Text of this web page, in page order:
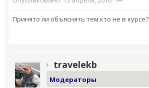
Принято ли объяснять тем кто не в курсе?
travelekb
Модераторы